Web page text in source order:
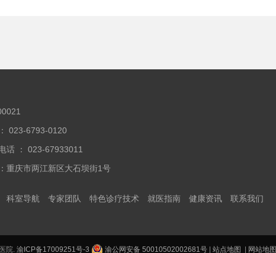
023-6793-0120
话 ： 023-67933011
重庆市两江新区大石坝街1号
科室导航 专家团队 特色诊疗技术 就医指南 健康资讯 联系我们
院. 渝ICP备17009251号-3 渝公网安备 50010502002681号| 站点地图 网站地图